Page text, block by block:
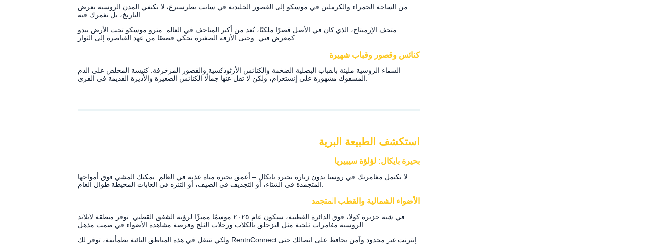
من الساحة الحمراء والكرملين في موسكو إلى القصور الجليدية في سانت بطرسبرغ، لا تكتفي المدن الروسية بعرض
التاريخ، بل تغمرك فيه.
متحف الإرميتاج، الذي كان في الأصل قصرًا ملكيًا، يُعد من أكبر المتاحف في العالم. مترو موسكو تحت الأرض يبدو
كمعرض فني. وحتى الأزقة الصغيرة تحكي قصصًا من عهد القياصرة إلى الثوار.
كنائس وقصور وقباب شهيرة
السماء الروسية مليئة بالقباب البصلية الضخمة والكنائس الأرثوذكسية والقصور المزخرفة. كنيسة المخلص على الدم
استكشف الطبيعة البرية
بحيرة بايكال: لؤلؤة سيبيريا
لا تكتمل مغامرتك في روسيا بدون زيارة بحيرة بايكال – أعمق بحيرة مياه عذبة في العالم. يمكنك المشي فوق أمواجها
الأضواء الشمالية والقطب المتجمد
في شبه جزيرة كولا، فوق الدائرة القطبية، سيكون عام ٢٠٢٥ موسمًا مميزًا لرؤية الشفق القطبي. توفر منطقة لابلاند
ولكي تتنقل في هذه المناطق النائية بطمأنينة، توفر لك RentnConnect إنترنت غير محدود وآمن يحافظ على اتصالك حتى